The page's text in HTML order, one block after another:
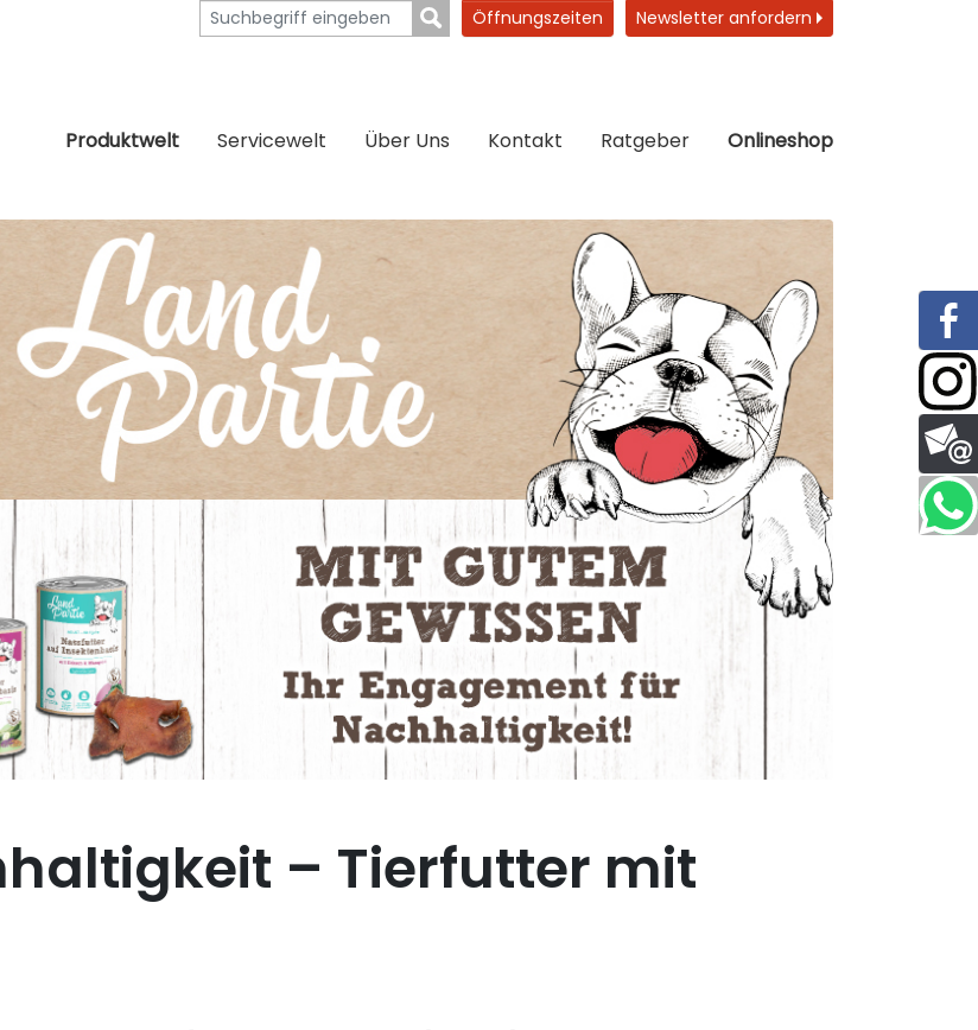
Öffnungszeiten Newsletter anfordern
Produktwelt Servicewelt Über Uns Kontakt Ratgeber Onlineshop
– Tierfutter mit